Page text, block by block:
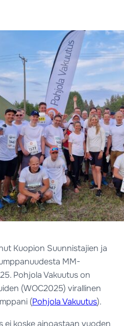
Kuopion Suunnistajien ja
MM-
Pohjola Vakuutus on
(WOC2025) virallinen
(Pohjola Vakuutus).
ei koske ainoastaan vuoden